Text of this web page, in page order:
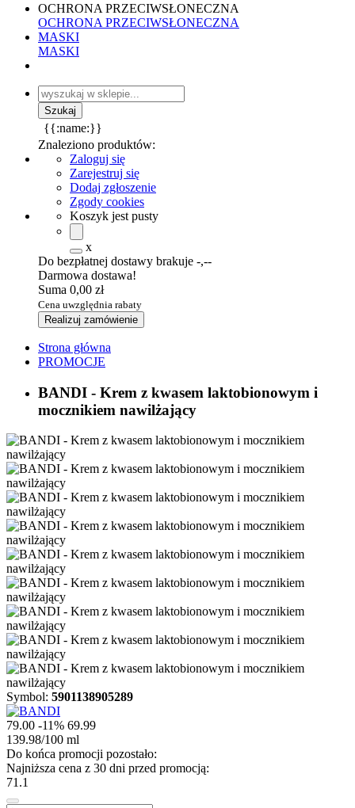
OCHRONA PRZECIWSŁONECZNA
OCHRONA PRZECIWSŁONECZNA
MASKI
MASKI
{{:name:}}
Znaleziono produktów:
Zaloguj się
Zarejestruj się
Dodaj zgłoszenie
Zgody cookies
Koszyk jest pusty
x
Do bezpłatnej dostawy brakuje -,--
Darmowa dostawa!
Suma 0,00 zł
Cena uwzględnia rabaty
Realizuj zamówienie
Strona główna
PROMOCJE
BANDI - Krem z kwasem laktobionowym i
mocznikiem nawilżający
Symbol: 5901138905289
79.00 -11% 69.99
139.98/100 ml
Do końca promocji pozostało:
Najniższa cena z 30 dni przed promocją:
71.1